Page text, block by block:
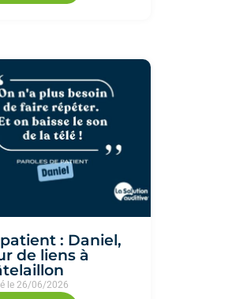
: Daniel,
de liens à
le26/06/2026